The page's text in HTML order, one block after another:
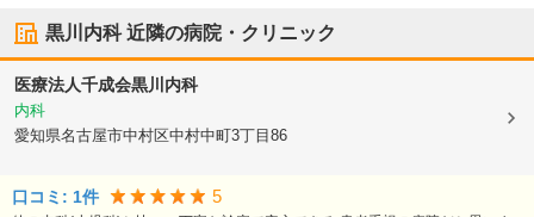
黒川内科近隣の病院・クリニック
医療法人千成会黒川内科
内科
愛知県名古屋市中村区中村中町3丁目86
口コミ: 1件 5